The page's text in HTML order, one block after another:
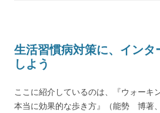
生活習慣病対策に、イン
しよう
ここに紹介しているのは、『ウォーキ
本当に効果的な歩き方』（能勢 博著